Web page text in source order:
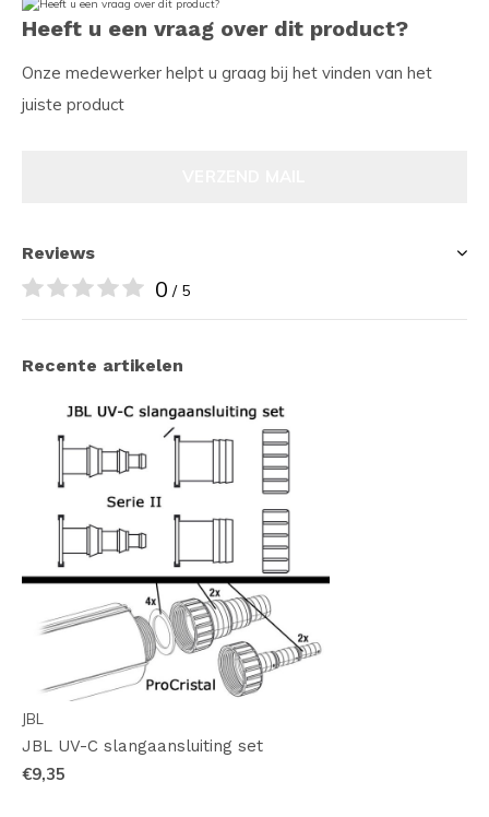
Heeft u een vraag over dit product?
Onze medewerker helpt u graag bij het vinden van het
juiste product
Reviews
0 / 5
Recente artikelen
JBL
JBL UV-C slangaansluiting set
€9,35